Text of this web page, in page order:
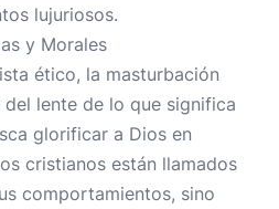
lujuriosos.
y Morales
ético, la masturbación
lente de lo que significa
glorificar a Dios en
cristianos están llamados
comportamientos, sino